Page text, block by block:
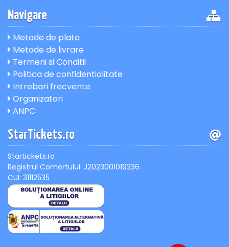
Navigare
Metode de plata
Metode de livrare
Termeni si Conditii
Politica de confidentialitate
Intrebari frecvente
Organizatori
ANPC
StarTickets.ro
Startickets.ro
Registrul Comertului: J2023001019236
CUI: 31112535